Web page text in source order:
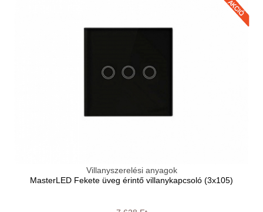
Villanyszerelési anyagok
MasterLED Fekete üveg érintő villanykapcsoló (3x105)